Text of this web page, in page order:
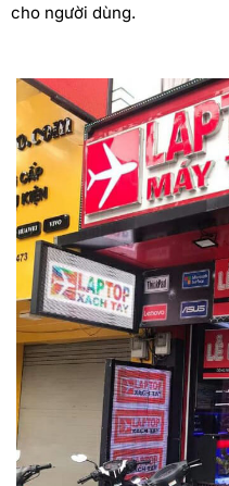
cho người dùng.